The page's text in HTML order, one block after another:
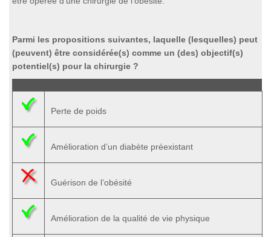
Parmi les propositions suivantes, laquelle (lesquelles) peut
(peuvent) être considérée(s) comme un (des) objectif(s)
potentiel(s) pour la chirurgie ?
Perte de poids
Amélioration d’un diabète préexistant
Guérison de l’obésité
Amélioration de la qualité de vie physique